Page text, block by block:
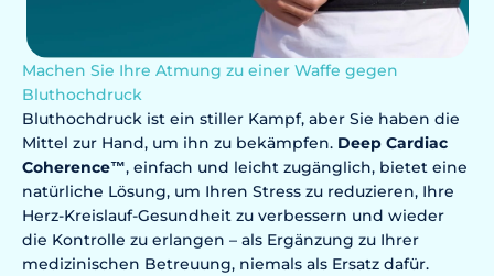
Machen Sie Ihre Atmung zu einer Waffe gegen
Bluthochdruck
Bluthochdruck ist ein stiller Kampf, aber Sie haben die
Mittel zur Hand, um ihn zu bekämpfen. Deep Cardiac
Coherence™, einfach und leicht zugänglich, bietet eine
natürliche Lösung, um Ihren Stress zu reduzieren, Ihre
Herz-Kreislauf-Gesundheit zu verbessern und wieder
die Kontrolle zu erlangen – als Ergänzung zu Ihrer
medizinischen Betreuung, niemals als Ersatz dafür.